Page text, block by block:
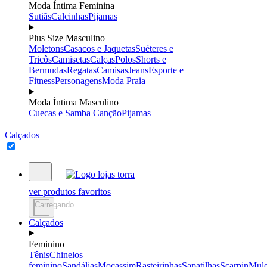
Moda Íntima Feminina
SutiãsCalcinhasPijamas
Plus Size Masculino
MoletonsCasacos e JaquetasSuéteres e
TricôsCamisetasCalçasPolosShorts e
BermudasRegatasCamisasJeansEsporte e
FitnessPersonagensModa Praia
Moda Íntima Masculino
Cuecas e Samba CançãoPijamas
Calçados
ver produtos favoritos
Carregando...
Calçados
Feminino
TênisChinelos